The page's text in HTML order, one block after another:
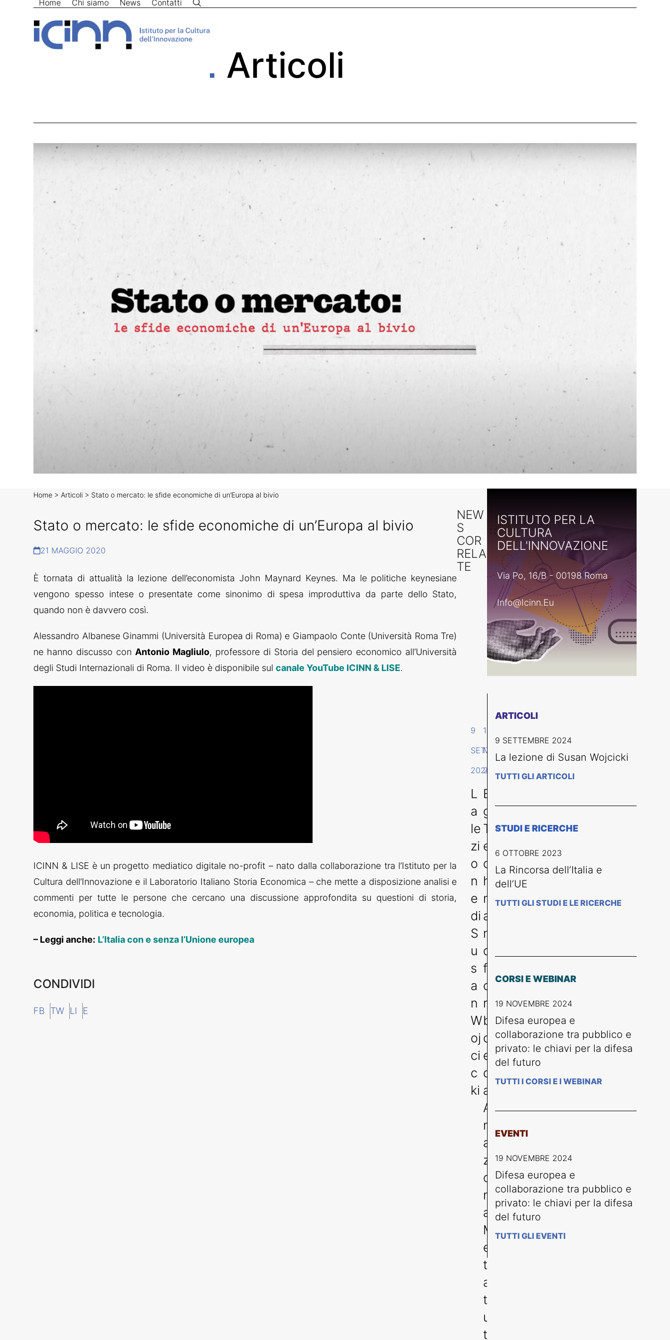
Home Chi siamo News Contatti
Articoli
Home > Articoli > Stato o mercato: le sfide economiche di un’Europa al bivio
Stato o mercato: le sfide economiche di un’Europa al bivio
21 MAGGIO 2020
È tornata di attualità la lezione dell’economista John Maynard Keynes. Ma le politiche keynesiane
vengono spesso intese o presentate come sinonimo di spesa improduttiva da parte dello Stato,
quando non è davvero così.
Alessandro Albanese Ginammi (Università Europea di Roma) e Giampaolo Conte (Università Roma Tre)
ne hanno discusso con Antonio Magliulo, professore di Storia del pensiero economico all’Università
degli Studi Internazionali di Roma. Il video è disponibile sulcanale YouTube ICINN & LISE.
ICINN & LISE è un progetto mediatico digitale no-profit – nato dalla collaborazione tra l’Istituto per la
Cultura dell’Innovazione e il Laboratorio Italiano Storia Economica – che mette a disposizione analisi e
commenti per tutte le persone che cercano una discussione approfondita su questioni di storia,
economia, politica e tecnologia.
– Leggi anche: L’Italia con e senza l’Unione europea
CONDIVIDI
FB TW LI E
ISTITUTO PER LA
CULTURA
DELL'INNOVAZIONE
Via Po, 16/B - 00198 Roma
Info@icinn.eu
ARTICOLI
9 SETTEMBRE 2024
La lezione di Susan Wojcicki
TUTTI GLI ARTICOLI
STUDI E RICERCHE
6 OTTOBRE 2023
La Rincorsa dell’Italia e
dell’UE
TUTTI GLI STUDI E LE RICERCHE
CORSI E WEBINAR
19 NOVEMBRE 2024
Difesa europea e
collaborazione tra pubblico e
privato: le chiavi per la difesa
del futuro
TUTTI I CORSI E I WEBINAR
EVENTI
19 NOVEMBRE 2024
Difesa europea e
collaborazione tra pubblico e
privato: le chiavi per la difesa
del futuro
TUTTI GLI EVENTI
NEW
S
COR
RELA
TE
9
SETTEMBRE
2024
L
a
le
zi
o
n
e
di
S
u
s
a
n
W
oj
ci
c
ki
14
MARZO
2023
Bi
g
T
e
c
h
m
a
ni
di
f
o
r
bi
c
e:
d
a
A
m
a
z
o
n
a
M
e
t
a,
t
u
tt